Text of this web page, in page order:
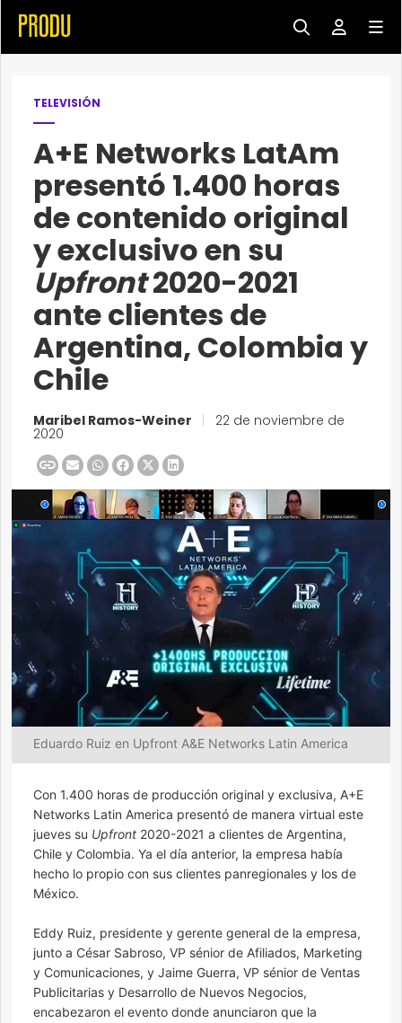
TELEVISIÓN
A+E Networks LatAm
presentó 1.400 horas
de contenido original
y exclusivo en su
Upfront2020-2021
ante clientes de
Argentina, Colombia y
Chile
Maribel Ramos-Weiner 22 de noviembre de
2020
Eduardo Ruiz en Upfront A&E Networks Latin America
Con 1.400 horas de producción original y exclusiva, A+E
Networks Latin America presentó de manera virtual este
jueves su Upfront 2020-2021 a clientes de Argentina,
Chile y Colombia. Ya el día anterior, la empresa había
hecho lo propio con sus clientes panregionales y los de
México.
Eddy Ruiz, presidente y gerente general de la empresa,
junto a César Sabroso, VP sénior de Afiliados, Marketing
y Comunicaciones, y Jaime Guerra, VP sénior de Ventas
Publicitarias y Desarrollo de Nuevos Negocios,
encabezaron el evento donde anunciaron que la